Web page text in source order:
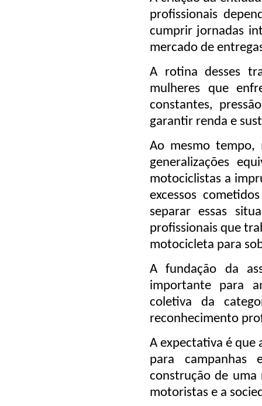
profissionais
cumprir jornadas
mercado de
A rotina desses
mulheres que
constantes,
garantir renda e
Ao mesmo tempo,
generalizações
motociclistas a
excessos
separar essas
profissionais que
motocicleta para
A fundação da
importante para
coletiva da
reconhecimento
A expectativa é que
para campanhas
construção de uma
motoristas e a